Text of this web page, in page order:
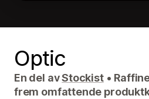
Optic
En del avStockist •
frem omfattende